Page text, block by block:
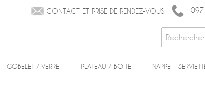
CONTACT ET PRISE DE RENDEZ-VOUS
GOBELET / VERRE PLATEAU / BOITE NAPPE -